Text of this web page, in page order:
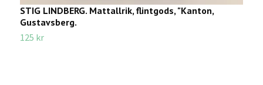
STIG LINDBERG. Mattallrik, flintgods, "Kanton,
Gustavsberg.
125 kr